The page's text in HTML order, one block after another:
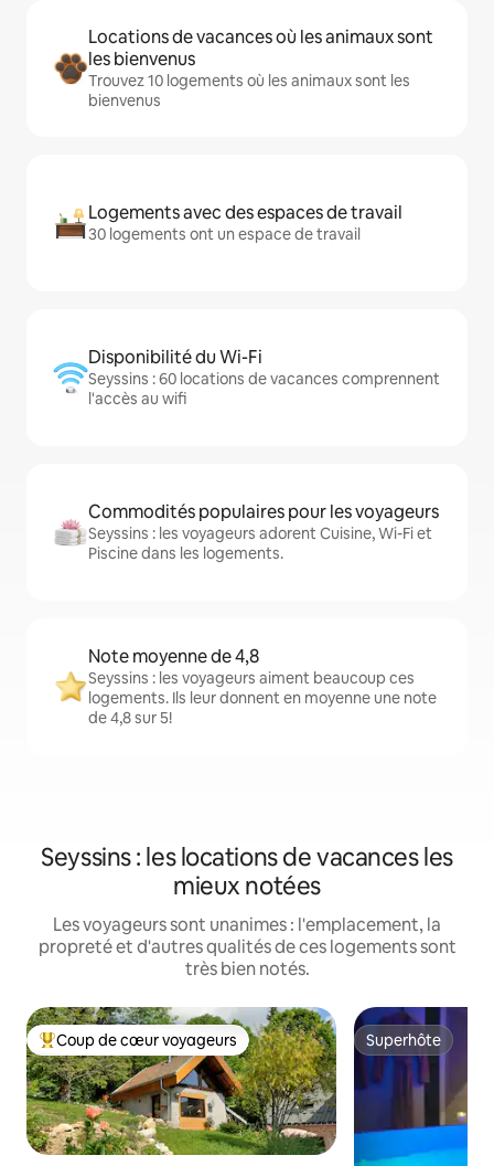
Locations de vacances où les animaux sont
les bienvenus
Trouvez 10 logements où les animaux sont les
bienvenus
Logements avec des espaces de travail
30 logements ont un espace de travail
Disponibilité du Wi-Fi
Seyssins : 60 locations de vacances comprennent
l'accès au wifi
Commodités populaires pour les voyageurs
Seyssins : les voyageurs adorent Cuisine, Wi-Fi et
Piscine dans les logements.
Note moyenne de 4,8
Seyssins : les voyageurs aiment beaucoup ces
logements. Ils leur donnent en moyenne une note
de 4,8 sur 5!
Seyssins : les locations de vacances les
mieux notées
Les voyageurs sont unanimes : l'emplacement, la
propreté et d'autres qualités de ces logements sont
très bien notés.
Coup de cœur voyageurs parmi les plus aimés
Coup de cœur voyageurs Superhôte
Superhôte